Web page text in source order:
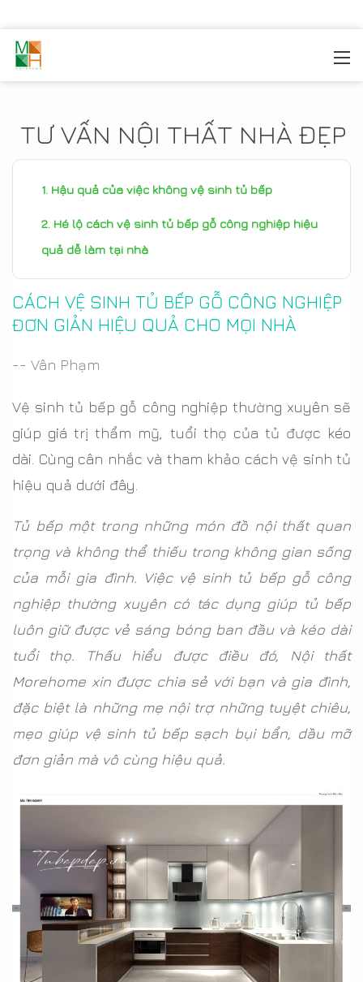
TƯ VẤN NỘI THẤT NHÀ ĐẸP
Hậu quả của việc không vệ sinh tủ bếp
Hé lộ cách vệ sinh tủ bếp gỗ công nghiệp hiệu
quả dễ làm tại nhà
CÁCH VỆ SINH TỦ BẾP GỖ CÔNG NGHIỆP
ĐƠN GIẢN HIỆU QUẢ CHO MỌI NHÀ
-- Vân Phạm
Vệ sinh tủ bếp gỗ công nghiệp thường xuyên sẽ
giúp giá trị thẩm mỹ, tuổi thọ của tủ được kéo
dài. Cùng cân nhắc và tham khảo cách vệ sinh tủ
hiệu quả dưới đây.
Tủ bếp một trong những món đồ nội thất quan
trọng và không thể thiếu trong không gian sống
của mỗi gia đình. Việc vệ sinh tủ bếp gỗ công
nghiệp thường xuyên có tác dụng giúp tủ bếp
luôn giữ được vẻ sáng bóng ban đầu và kéo dài
tuổi thọ. Thấu hiểu được điều đó, Nội thất
Morehome xin được chia sẻ với bạn và gia đình,
đặc biệt là những mẹ nội trợ những tuyệt chiêu,
mẹo giúp vệ sinh tủ bếp sạch bụi bẩn, dầu mỡ
đơn giản mà vô cùng hiệu quả.